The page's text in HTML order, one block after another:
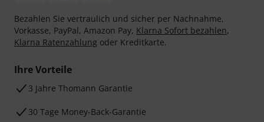
Bezahlen Sie vertraulich und sicher per Nachnahme,
Vorkasse, PayPal, Amazon Pay, Klarna Sofort bezahlen,
Klarna Ratenzahlung oder Kreditkarte.
Ihre Vorteile
3 Jahre Thomann Garantie
30 Tage Money-Back-Garantie